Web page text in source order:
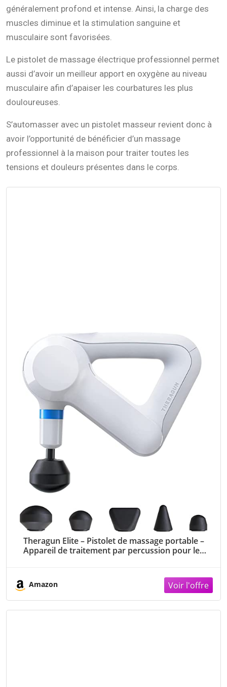
généralement profond et intense. Ainsi, la charge des
muscles diminue et la stimulation sanguine et
musculaire sont favorisées.
Le pistolet de massage électrique professionnel permet
aussi d’avoir un meilleur apport en oxygène au niveau
musculaire afin d’apaiser les courbatures les plus
douloureuses.
S’automasser avec un pistolet masseur revient donc à
avoir l’opportunité de bénéficier d’un massage
professionnel à la maison pour traiter toutes les
tensions et douleurs présentes dans le corps.
Theragun Elite – Pistolet de massage portable –
Appareil de traitement par percussion pour les
Amazon